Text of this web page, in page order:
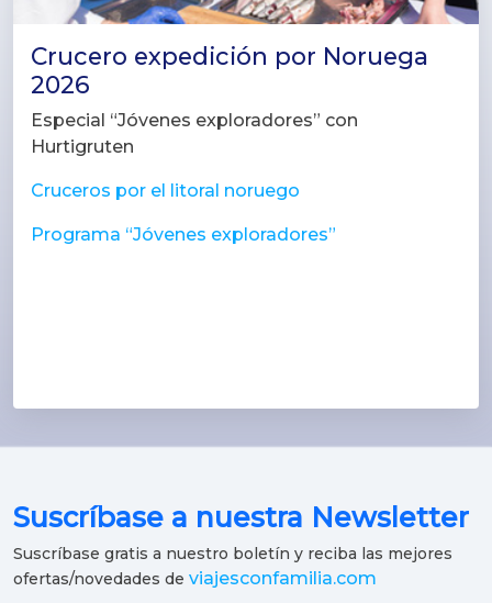
Crucero expedición por Noruega
2026
Especial “Jóvenes exploradores” con
Hurtigruten
Cruceros por el litoral noruego
Programa “Jóvenes exploradores”
Suscríbase a nuestra Newsletter
Suscríbase gratis a nuestro boletín y reciba las mejores
ofertas/novedades de viajesconfamilia.com